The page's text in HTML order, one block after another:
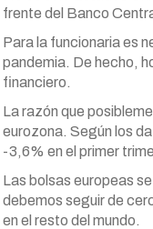
frente del Banco
Para la funcionaria es
pandemia. De hecho,
financiero.
La razón que
eurozona. Según los
-3,6% en el primer
Las bolsas europeas
debemos seguir de
en el resto del mundo.